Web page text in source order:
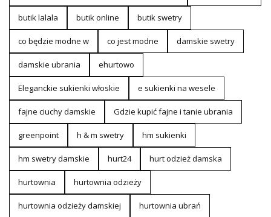
butik lalala butik online butik swetry
co będzie modne w co jest modne damskie swetry
damskie ubrania ehurtowo
Eleganckie sukienki włoskie e sukienki na wesele
fajne ciuchy damskie Gdzie kupić fajne i tanie ubrania
greenpoint h & m swetry hm sukienki
hm swetry damskie hurt24 hurt odzież damska
hurtownia hurtownia odzieży
hurtownia odzieży damskiej hurtownia ubrań